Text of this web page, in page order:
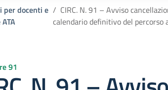
per docenti e
CIRC. N. 91 – Avviso
calendario definitivo del
91